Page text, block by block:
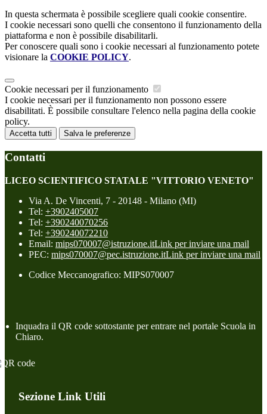
In questa schermata è possibile scegliere quali cookie consentire.
I cookie necessari sono quelli che consentono il funzionamento della
piattaforma e non è possibile disabilitarli.
Per conoscere quali sono i cookie necessari al funzionamento potete
visionare la COOKIE POLICY.
Cookie necessari per il funzionamento
I cookie necessari per il funzionamento non possono essere
disabilitati. È possibile consultare l'elenco nella pagina della cookie
policy.
Accetta tutti Salva le preferenze
Contatti
LICEO SCIENTIFICO STATALE "VITTORIO VENETO"
Via A. De Vincenti, 7 - 20148 - Milano (MI)
Tel: +3902405007
Tel: +390240070256
Tel: +390240072210
Email: mips070007@istruzione.itLink per inviare una mail
PEC: mips070007@pec.istruzione.itLink per inviare una mail
Codice Meccanografico: MIPS070007
Inquadra il QR code sottostante per entrare nel portale Scuola in
Chiaro.
Sezione Link Utili